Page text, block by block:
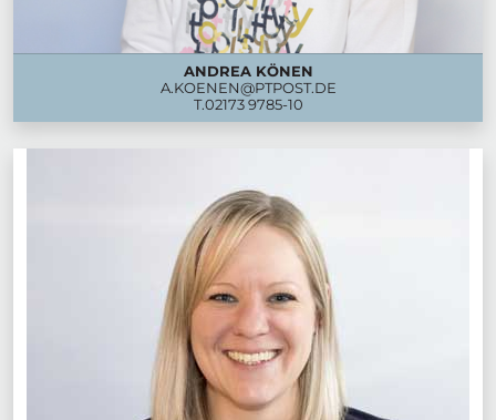
ANDREA KÖNEN
A.KOENEN@PTPOST.DE
T.02173 9785-10